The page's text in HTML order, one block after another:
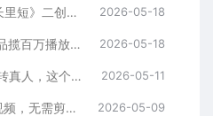
【夯爆了】在头条做《家长里短》二创小故事，这个月收益2w+ 2026-05-18
AI“暴躁老道”赛道，5条作品揽百万播放！（附变现全攻略） 2026-05-18
2026年AI一键生成，动漫转真人，这个月靠这个AI赚了2W+ 2026-05-11
最新AI一键生成影视解说视频，无需剪辑3分钟1条，条条爆款，多平台变现日入2000+ 2026-05-09